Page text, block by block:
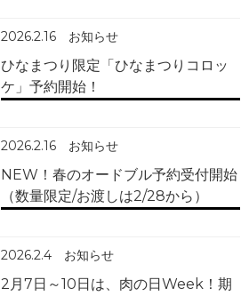
2026.2.16 お知らせ
ひなまつり限定「ひなまつりコロッ
ケ」予約開始！
2026.2.16 お知らせ
NEW！春のオードブル予約受付開始
（数量限定/お渡しは2/28から）
2026.2.4 お知らせ
2月7日～10日は、肉の日Week！期